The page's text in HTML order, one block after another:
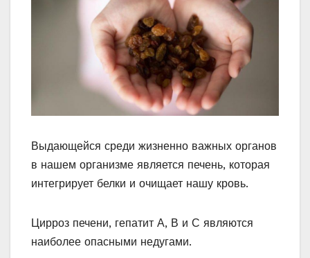
Выдающейся среди жизненно важных органов
в нашем организме является печень, которая
интегрирует белки и очищает нашу кровь.
Цирроз печени, гепатит А, В и С являются
наиболее опасными недугами.